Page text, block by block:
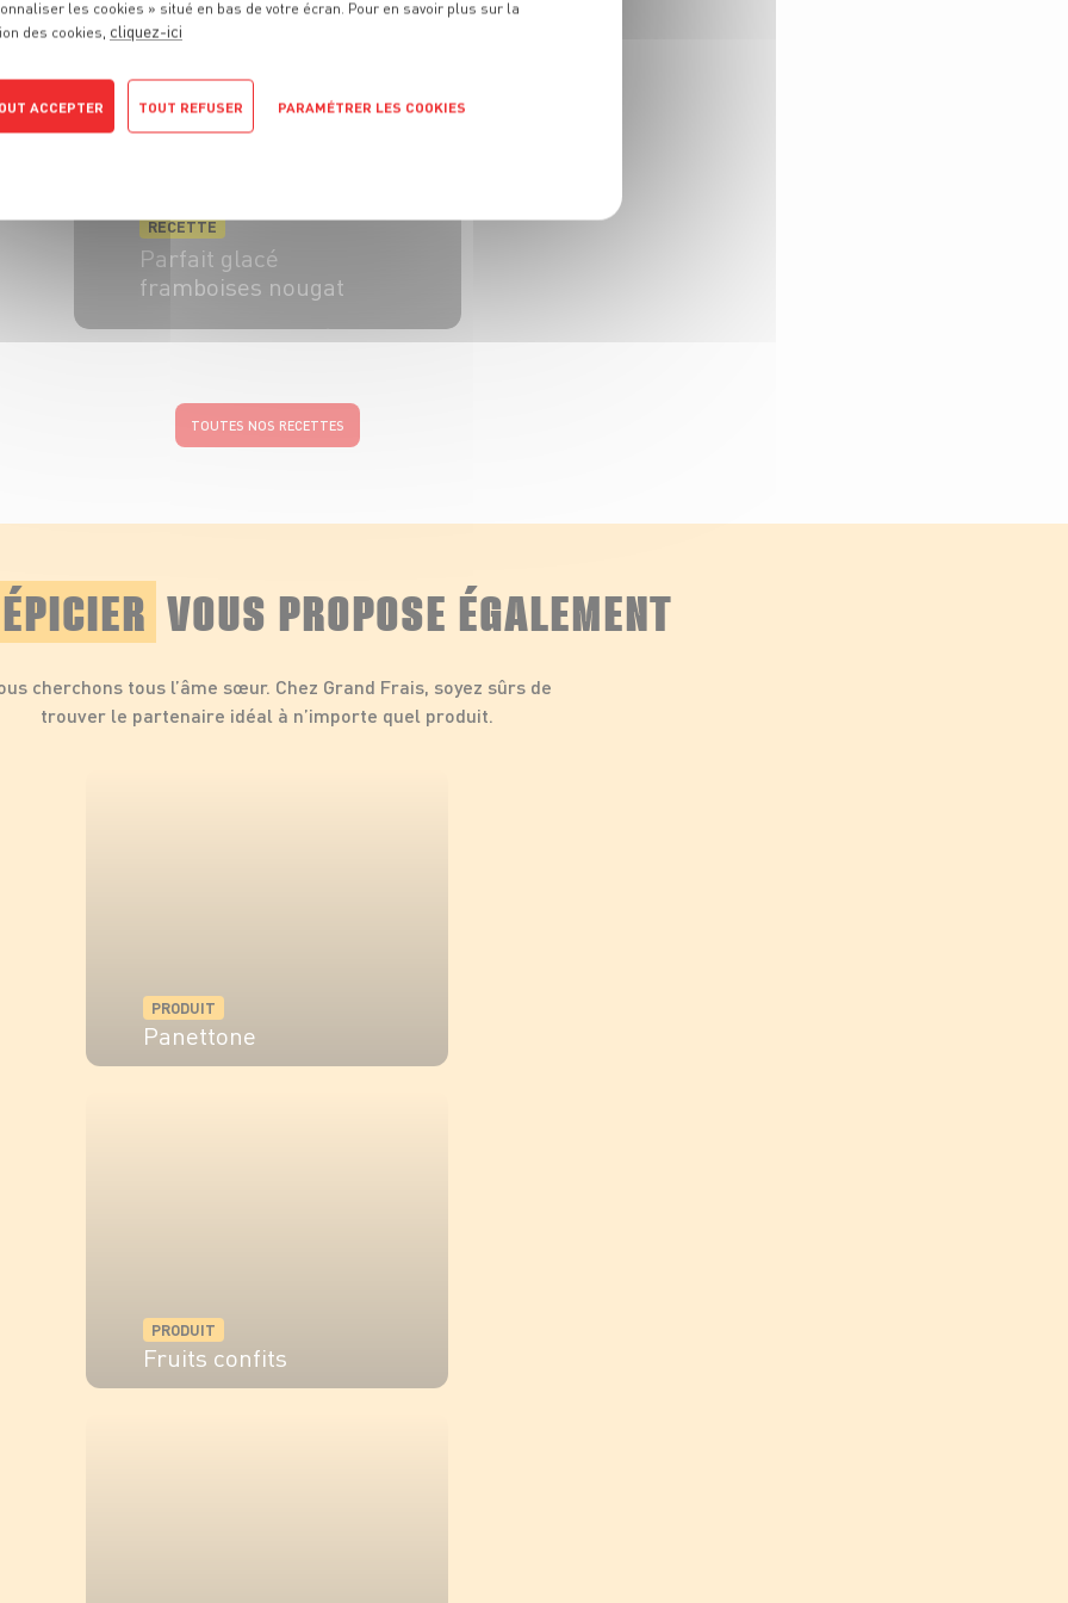
RECETTE
Parfait glacé
framboises nougat
TOUTES NOS RECETTES
VOUS PROPOSE ÉGALEMENT
cherchons tous l’âme sœur. Chez Grand Frais, soyez sûrs de
trouver le partenaire idéal à n’importe quel produit.
PRODUIT
Panettone
PRODUIT
Fruits confits
les cookies » situé en bas de votre écran. Pour en savoir plus sur la
des cookies, cliquez-ici
ACCEPTER TOUT REFUSER PARAMÉTRER LES COOKIES